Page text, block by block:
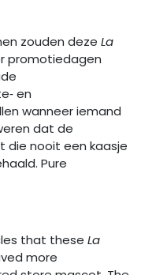
zouden deze La
promotiedagen
en
wanneer iemand
dat de
die nooit een kaasje
Pure
that these La
more